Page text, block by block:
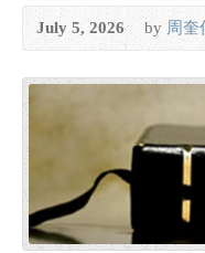
July 5, 2026 by周奎